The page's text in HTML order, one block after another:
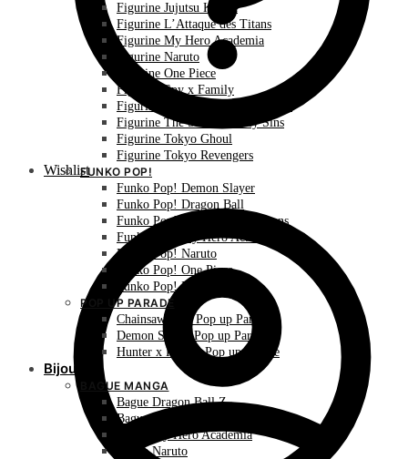
Wishlist
Figurine Jujutsu Kaisen
Figurine L’Attaque des Titans
Figurine My Hero Academia
Figurine Naruto
Figurine One Piece
Figurine Spy x Family
Figurine The Promised Neverland
Figurine The Seven Deadly Sins
Figurine Tokyo Ghoul
Figurine Tokyo Revengers
FUNKO POP!
Funko Pop! Demon Slayer
Funko Pop! Dragon Ball
Funko Pop! L’Attaque des Titans
Funko Pop! My Hero Academia
Funko Pop! Naruto
Funko Pop! One Piece
Funko Pop! Pokémon
POP UP PARADE
Chainsaw Man Pop up Parade
Demon Slayer Pop up Parade
Hunter x Hunter Pop up Parade
Bijoux
BAGUE MANGA
Bague Dragon Ball Z
Bague Hunter X Hunter
Bague My Hero Academia
Bague Naruto